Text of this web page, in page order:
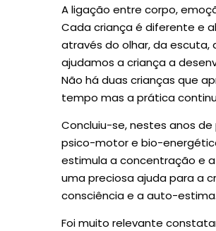
A ligação entre corpo,
Cada criança é diferente e
através do olhar, da
ajudamos a criança a
Não há duas crianças que
tempo mas a prática
Concluiu-se, nestes anos
psico-motor e bio-
estimula a concentração e
uma preciosa ajuda para a
consciência e a auto-estima.
Foi muito relevante